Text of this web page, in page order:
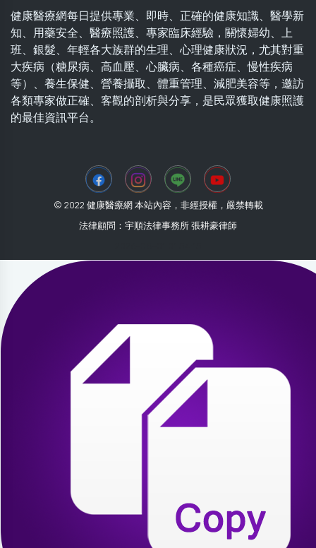
健康醫療網每日提供專業、即時、正確的健康知識、醫學新
知、用藥安全、醫療照護、專家臨床經驗，關懷婦幼、上
班、銀髮、年輕各大族群的生理、心理健康狀況，尤其對重
大疾病（糖尿病、高血壓、心臟病、各種癌症、慢性疾病
等）、養生保健、營養攝取、體重管理、減肥美容等，邀訪
各類專家做正確、客觀的剖析與分享，是民眾獲取健康照護
的最佳資訊平台。
© 2022 健康醫療網 本站內容，非經授權，嚴禁轉載
法律顧問：宇順法律事務所 張耕豪律師